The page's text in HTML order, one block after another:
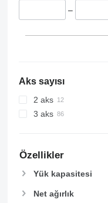
–
Aks sayısı
2 aks
3 aks
Özellikler
Yük kapasitesi
Net ağırlık